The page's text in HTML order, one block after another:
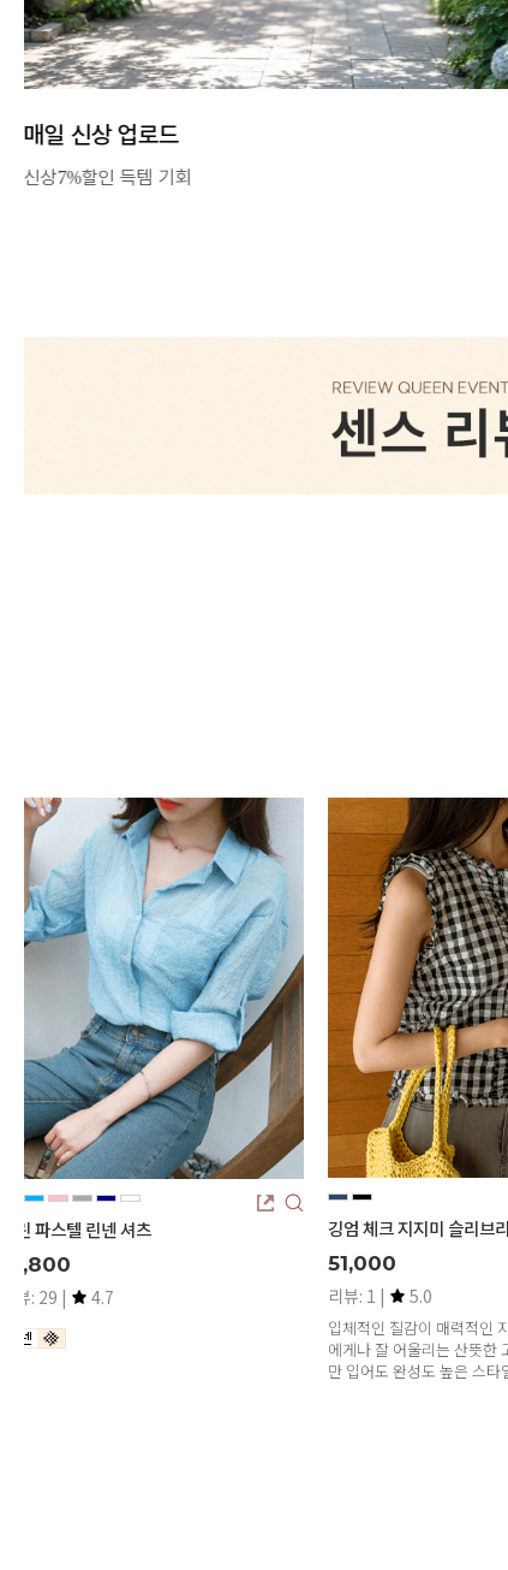
매일 신상 업로드
신상7%할인 득템 기회
깅엄 체크 지지미 슬리브리스 베스트
입체적인 질감이 매력적인 지지미 원단에,누구
에게나 잘 어울리는 산뜻한 고방체크 패턴.하나
만 입어도 완성도 높은 스타일링이 가능해요.